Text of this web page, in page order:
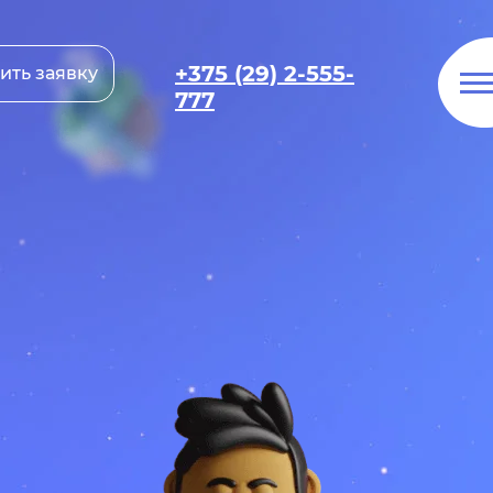
+375 (29) 2-555-
777
заявку
вас вопросы и